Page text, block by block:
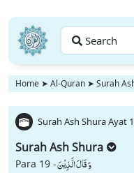
Search
Home ➤ Al-Quran ➤ Surah
Surah Ash Shura Ayat
Surah Ash Shura
Para 19 -وَ قَالَ الَّذِیْنَ